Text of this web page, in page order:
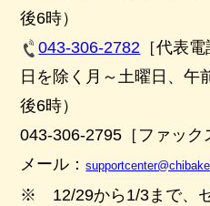
後6時）
043-306-2782 ［代表
日を除く月～土曜日、午
後6時）
043-306-2795［ファック
メール：
※ 12/29から1/3まで、